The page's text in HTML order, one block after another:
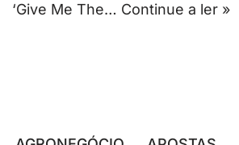
‘Give Me The… Continue a ler »